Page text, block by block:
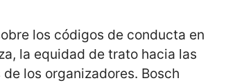
los códigos de conducta en
la equidad de trato hacia las
los organizadores. Bosch